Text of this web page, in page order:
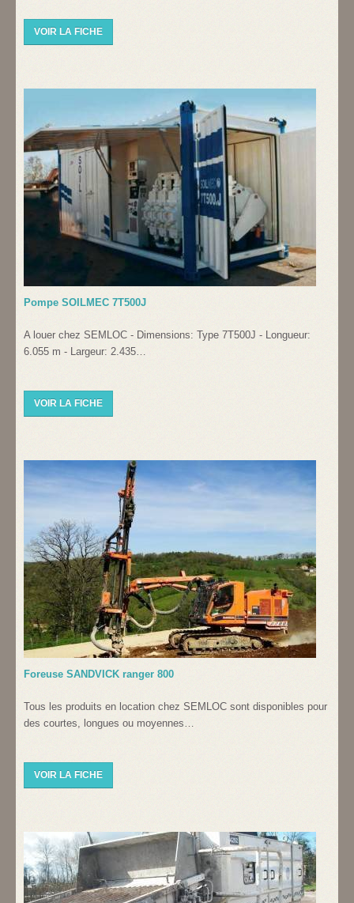
VOIR LA FICHE
Pompe SOILMEC 7T500J
A louer chez SEMLOC - Dimensions: Type 7T500J - Longueur:
6.055 m - Largeur: 2.435…
VOIR LA FICHE
Foreuse SANDVICK ranger 800
Tous les produits en location chez SEMLOC sont disponibles pour
des courtes, longues ou moyennes…
VOIR LA FICHE